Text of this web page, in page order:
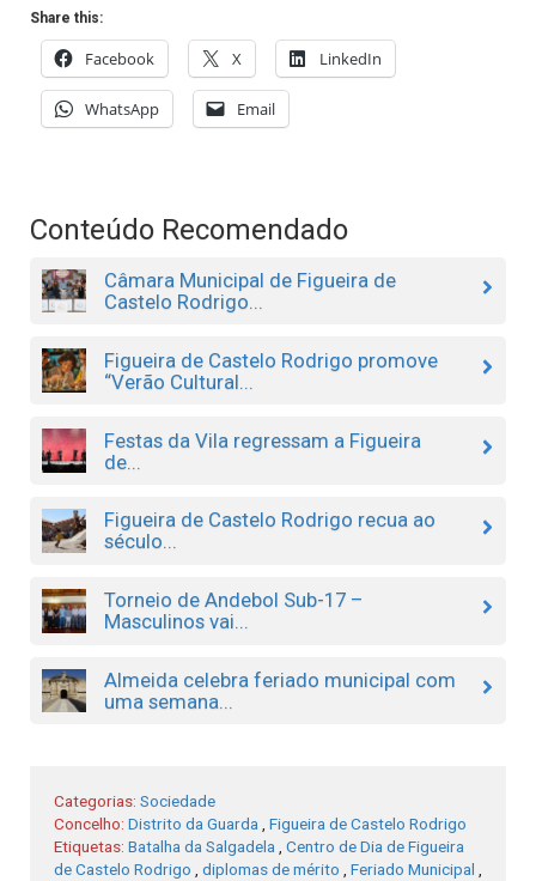
Share this:
Facebook X LinkedIn
WhatsApp Email
Conteúdo Recomendado
Câmara Municipal de Figueira de
Castelo Rodrigo...
Figueira de Castelo Rodrigo promove
“Verão Cultural...
Festas da Vila regressam a Figueira
de...
Figueira de Castelo Rodrigo recua ao
século...
Torneio de Andebol Sub-17 –
Masculinos vai...
Almeida celebra feriado municipal com
uma semana...
Categorias: Sociedade
Concelho: Distrito da Guarda, Figueira de Castelo Rodrigo
Etiquetas: Batalha da Salgadela, Centro de Dia de Figueira
de Castelo Rodrigo , diplomas de mérito , Feriado Municipal ,